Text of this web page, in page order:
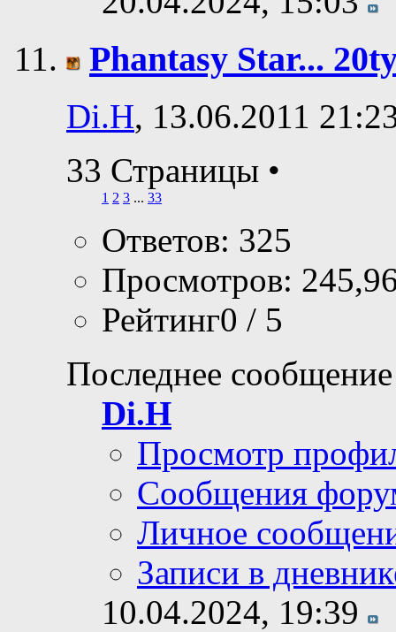
Phantasy Star...
Di.H, 13.06.2011
33 Страницы •
1 2 3 ... 33
Ответов: 325
Просмотров:
Рейтинг0 / 5
Последнее
Di.H
Просмотр
Сообщения
Личное
Записи в
10.04.2024, 19:39